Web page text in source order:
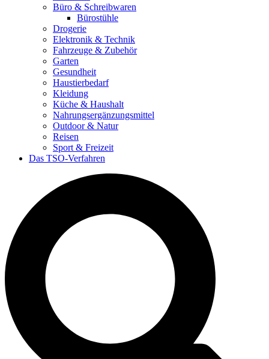
Büro & Schreibwaren
Bürostühle
Drogerie
Elektronik & Technik
Fahrzeuge & Zubehör
Garten
Gesundheit
Haustierbedarf
Kleidung
Küche & Haushalt
Nahrungsergänzungsmittel
Outdoor & Natur
Reisen
Sport & Freizeit
Das TSO-Verfahren